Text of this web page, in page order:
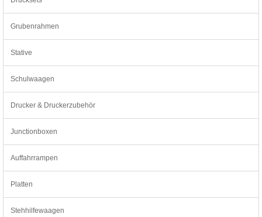
Grubenrahmen
Stative
Schulwaagen
Drucker & Druckerzubehör
Junctionboxen
Auffahrrampen
Platten
Stehhilfewaagen